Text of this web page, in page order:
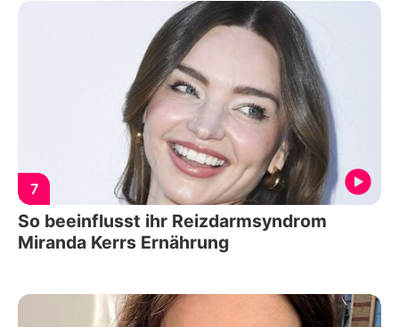
7
So beeinflusst ihr Reizdarmsyndrom
Miranda Kerrs Ernährung